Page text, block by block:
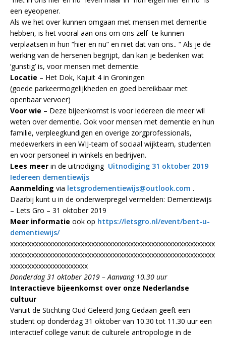
een eyeopener.
Als we het over kunnen omgaan met mensen met dementie
hebben, is het vooral aan ons om ons zelf te kunnen
verplaatsen in hun “hier en nu” en niet dat van ons.. “ Als je de
werking van de hersenen begrijpt, dan kan je bedenken wat
‘gunstig’ is, voor mensen met dementie.
Locatie – Het Dok, Kajuit 4 in Groningen
(goede parkeermogelijkheden en goed bereikbaar met
openbaar vervoer)
Voor wie – Deze bijeenkomst is voor iedereen die meer wil
weten over dementie. Ook voor mensen met dementie en hun
familie, verpleegkundigen en overige zorgprofessionals,
medewerkers in een WIJ-team of sociaal wijkteam, studenten
en voor personeel in winkels en bedrijven.
Lees meer in de uitnodiging Uitnodiging 31 oktober 2019
Iedereen dementiewijs
Aanmelding via letsgrodementiewijs@outlook.com .
Daarbij kunt u in de onderwerpregel vermelden: Dementiewijs
– Lets Gro – 31 oktober 2019
Meer informatie ook op https://letsgro.nl/event/bent-u-
dementiewijs/
xxxxxxxxxxxxxxxxxxxxxxxxxxxxxxxxxxxxxxxxxxxxxxxxxxxxxxxxxx
xxxxxxxxxxxxxxxxxxxxxxxxxxxxxxxxxxxxxxxxxxxxxxxxxxxxxxxxxx
xxxxxxxxxxxxxxxxxxxxxx
Donderdag 31 oktober 2019 – Aanvang 10.30 uur
Interactieve bijeenkomst over onze Nederlandse
cultuur
Vanuit de Stichting Oud Geleerd Jong Gedaan geeft een
student op donderdag 31 oktober van 10.30 tot 11.30 uur een
interactief college vanuit de culturele antropologie in de